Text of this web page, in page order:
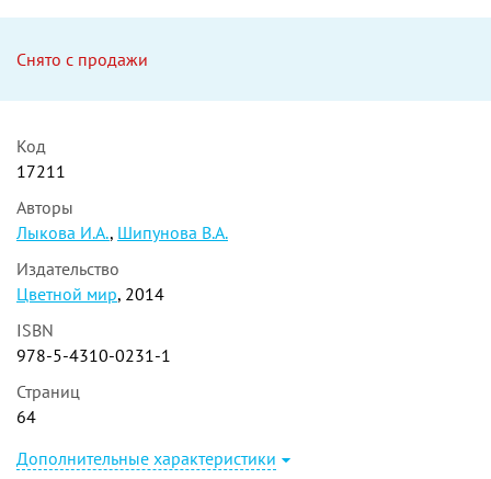
Снято с продажи
Код
17211
Авторы
Лыкова И.А., Шипунова В.А.
Издательство
Цветной мир, 2014
ISBN
978-5-4310-0231-1
Страниц
64
Дополнительные характеристики